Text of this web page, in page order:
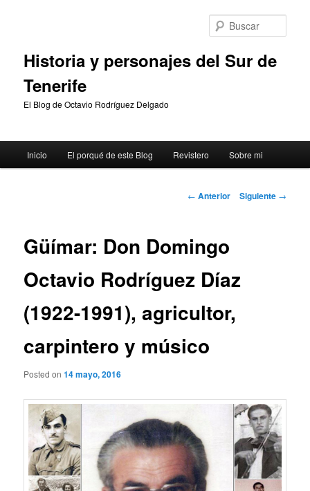
Historia y personajes del Sur de
Tenerife
El Blog de Octavio Rodríguez Delgado
principal
Inicio El porqué de este Blog Revistero Sobre mi
Navegación
← Anterior Siguiente →
Güímar: Don Domingo
Octavio Rodríguez Díaz
(1922-1991), agricultor,
carpintero y músico
Posted on14 mayo, 2016